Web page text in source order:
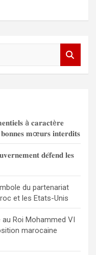
à 𝐜𝐚𝐫𝐚𝐜𝐭è𝐫𝐞
𝐛𝐨𝐧𝐧𝐞𝐬 𝐦œ𝐮𝐫𝐬 𝐢𝐧𝐭𝐞𝐫𝐝𝐢𝐭𝐬
𝐝𝐞́𝐟𝐞𝐧𝐝 𝐥𝐞𝐬
du partenariat
et les Etats-Unis
Roi Mohammed VI
marocaine